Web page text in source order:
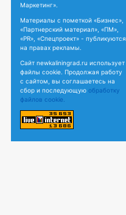
Маркетинг».
Материалы с пометкой «Бизнес»,
«Партнерский материал», «ПМ»,
«PR», «Спецпроект» - публикуются
на правах рекламы.
Сайт newkaliningrad.ru использует
файлы cookie. Продолжая работу
с сайтом, вы соглашаетесь на
сбор и последующую обработку
файлов cookie.